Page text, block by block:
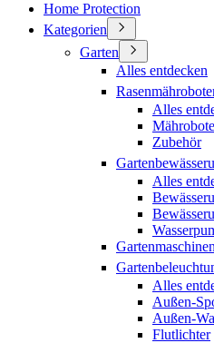
Home Protection
Kategorien
Garten
Alles entdecken
Alles
Zubehör
Alles
Gartenmaschinen
Alles
Außen-
Außen-
Flutlichter